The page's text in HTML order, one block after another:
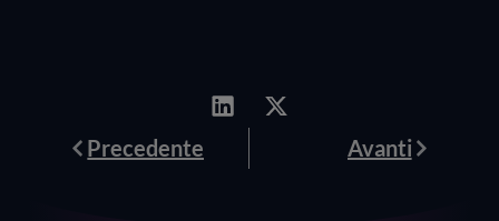
PrevPrecedente AvantiAvanti